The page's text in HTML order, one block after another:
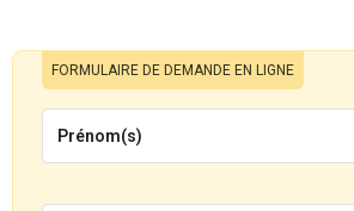
FORMULAIRE DE DEMANDE EN LIGNE
Prénom(s)